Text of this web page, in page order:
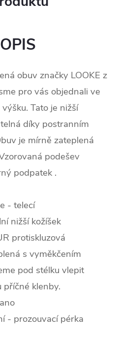
obuv značky LOOKE z
pro vás objednali ve
Tato je nižší
díky postranním
je mírně zateplená
podešev
podpatek .
- telecí
nižší kožíšek
protiskluzová
s vyměkčením
pod stélku vlepit
klenby.
- prozouvací pérka